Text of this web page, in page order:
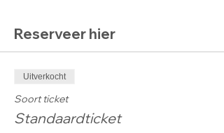
Reserveer hier
Uitverkocht
Soort ticket
Standaardticket